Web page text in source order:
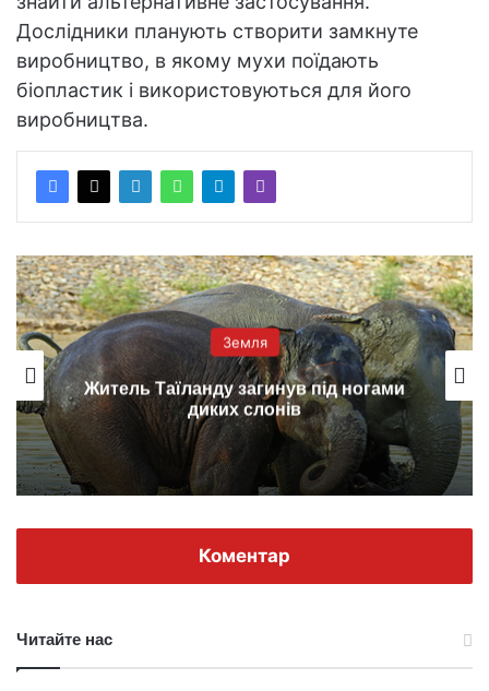
Дослідники планують створити замкнуте
виробництво, в якому мухи поїдають
біопластик і використовуються для його
виробництва.
Земля
Житель Таїланду загинув під ногами
диких слонів
Коментар
Читайте нас